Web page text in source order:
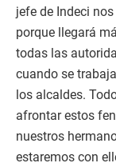
jefe de Indeci
porque llegará
todas las
cuando se
los alcaldes.
afrontar estos
nuestros
estaremos con